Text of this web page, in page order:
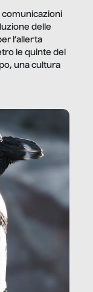
comunicazioni
delle
l’allerta
le quinte del
una cultura